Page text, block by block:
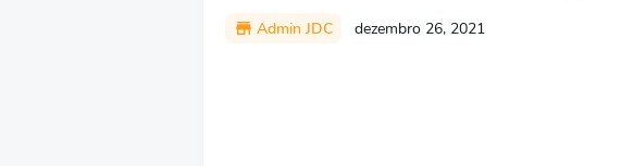
Admin JDC dezembro 26, 2021